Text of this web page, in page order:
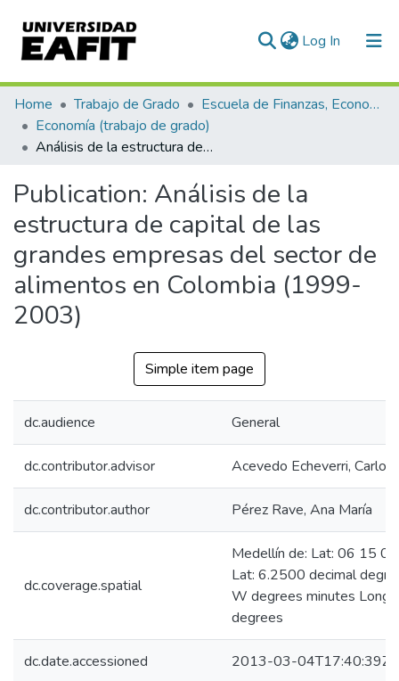
Log In (current)
Statistics
Home Trabajo de Grado
Escuela de Finanzas, Economía y Gobierno
Economía (trabajo de grado)
Análisis de la estructura de capital de las grandes empresas del sector de alimentos en Colombia (1999-2003)
Publication: Análisis de la
estructura de capital de las
grandes empresas del sector de
alimentos en Colombia (1999-
2003)
Simple item page
dc.audience General
dc.contributor.advisor Acevedo Echeverri,
dc.contributor.author Pérez Rave, Ana María
dc.coverage.spatial
Medellín de: Lat: 06 15
Lat: 6.2500 decimal
W degrees minutes
degrees
dc.date.accessioned 2013-03-04T17:40:39Z